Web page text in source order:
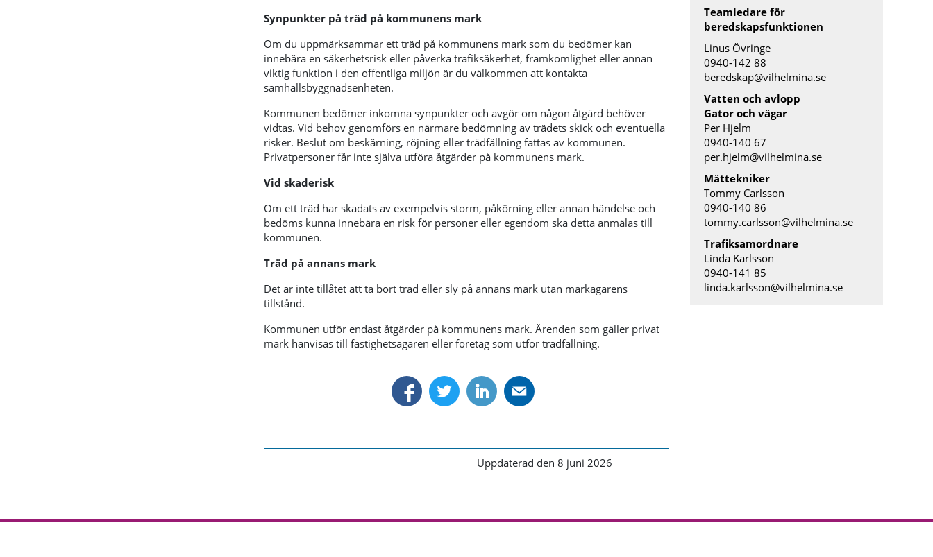
Synpunkter på träd på kommunens mark
Om du uppmärksammar ett träd på kommunens mark som du bedömer kan
innebära en säkerhetsrisk eller påverka trafiksäkerhet, framkomlighet eller annan
viktig funktion i den offentliga miljön är du välkommen att kontakta
samhällsbyggnadsenheten.
Kommunen bedömer inkomna synpunkter och avgör om någon åtgärd behöver
vidtas. Vid behov genomförs en närmare bedömning av trädets skick och eventuella
risker. Beslut om beskärning, röjning eller trädfällning fattas av kommunen.
Privatpersoner får inte själva utföra åtgärder på kommunens mark.
Vid skaderisk
Om ett träd har skadats av exempelvis storm, påkörning eller annan händelse och
bedöms kunna innebära en risk för personer eller egendom ska detta anmälas till
kommunen.
Träd på annans mark
Det är inte tillåtet att ta bort träd eller sly på annans mark utan markägarens
tillstånd.
Kommunen utför endast åtgärder på kommunens mark. Ärenden som gäller privat
mark hänvisas till fastighetsägaren eller företag som utför trädfällning.
Uppdaterad den 8 juni 2026
Teamledare för
beredskapsfunktionen
Linus Övringe
0940-142 88
beredskap@vilhelmina.se
Vatten och avlopp
Gator och vägar
Per Hjelm
0940-140 67
per.hjelm@vilhelmina.se
Mättekniker
Tommy Carlsson
0940-140 86
tommy.carlsson@vilhelmina.se
Trafiksamordnare
Linda Karlsson
0940-141 85
linda.karlsson@vilhelmina.se